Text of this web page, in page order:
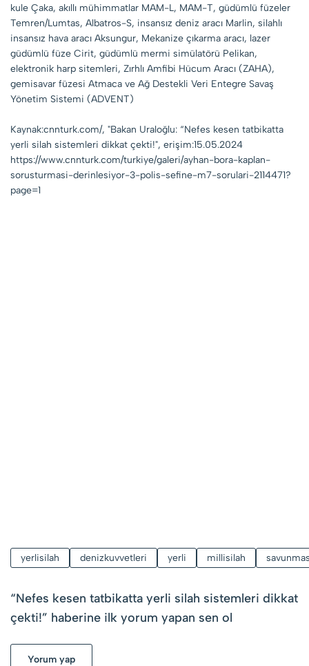
kule Çaka, akıllı mühimmatlar MAM-L, MAM-T, güdümlü füzeler
Temren/Lumtas, Albatros-S, insansız deniz aracı Marlin, silahlı
insansız hava aracı Aksungur, Mekanize çıkarma aracı, lazer
güdümlü füze Cirit, güdümlü mermi simülatörü Pelikan,
elektronik harp sitemleri, Zırhlı Amfibi Hücum Aracı (ZAHA),
gemisavar füzesi Atmaca ve Ağ Destekli Veri Entegre Savaş
Yönetim Sistemi (ADVENT)
Kaynak:cnnturk.com/, "Bakan Uraloğlu: “Nefes kesen tatbikatta
yerli silah sistemleri dikkat çekti!", erişim:15.05.2024
https://www.cnnturk.com/turkiye/galeri/ayhan-bora-kaplan-
sorusturmasi-derinlesiyor-3-polis-sefine-m7-sorulari-2114471?
page=1
yerlisilah denizkuvvetleri yerli millisilah
“Nefes kesen tatbikatta yerli silah sistemleri dikkat
çekti!” haberine ilk yorum yapan sen ol
Yorum yap